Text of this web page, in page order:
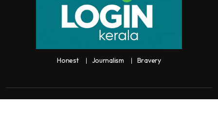
Honest Journalism Bravery